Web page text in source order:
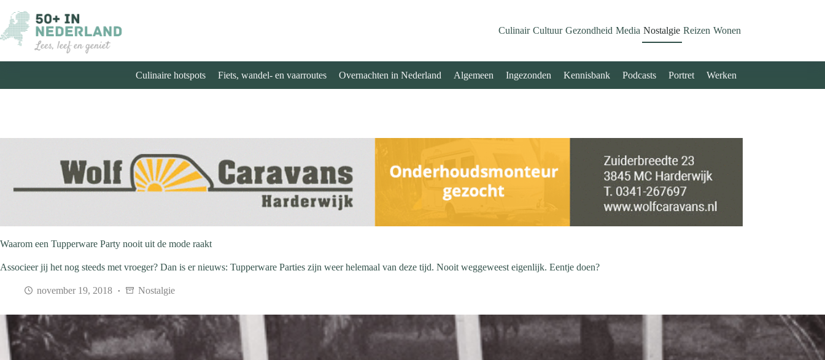
naar
de
inhoud
Culinair Cultuur Gezondheid Media Nostalgie Reizen Wonen
Culinaire hotspots Fiets, wandel- en vaarroutes Overnachten in Nederland Algemeen Ingezonden Kennisbank Podcasts Portret Werken
Waarom een Tupperware Party nooit uit de mode raakt
Associeer jij het nog steeds met vroeger? Dan is er nieuws: Tupperware Parties zijn weer helemaal van deze tijd. Nooit weggeweest eigenlijk. Eentje doen?
november 19, 2018 Nostalgie